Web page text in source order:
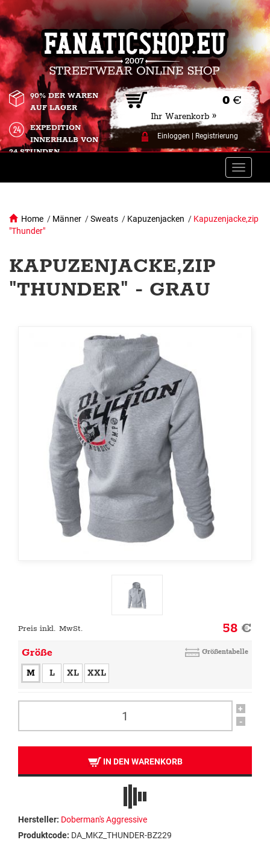
0 €
Ihr Warenkorb »
Einloggen Registrierung
90% DER WAREN
AUF LAGER
EXPEDITION
INNERHALB VON
24 STUNDEN.
Toggle
Home / Männer /Sweats / Kapuzenjacken / Kapuzenjacke,zip
"Thunder"
KAPUZENJACKE,ZIP
"THUNDER" - GRAU
Preis inkl. MwSt. 58€
Größe Größentabelle
M L XL XXL
+
-
IN DEN WARENKORB
Hersteller: Doberman's Aggressive
Produktcode: DA_MKZ_THUNDER-BZ229